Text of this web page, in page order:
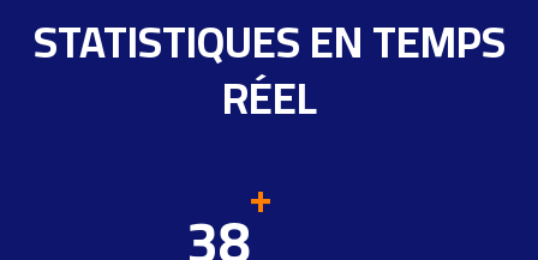
STATISTIQUES EN TEMPS
RÉEL
+